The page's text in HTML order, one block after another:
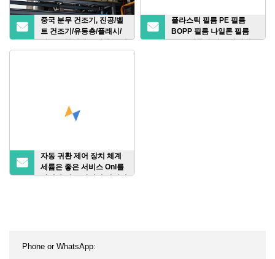
중국 분무 건조기, 진공/벨
트 건조기/유동층/플래시/
디스크/플레이트/패들/로터
플라스틱 필름 PE 필름
BOPP 필름 나일론 필름
CPP 필름 윤전 그라비어
자동 귀환 제어 장치 체계
세륨은 좋은 서비스 Onl를
가진 윤전 그라비어 안정되